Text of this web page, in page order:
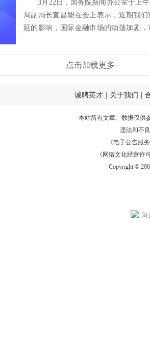
3月22日，国务院新闻办公室于上午
局副局长宣昌能在会上表示，近期我
延的影响，国际金融市场的动荡加剧
点击加载更多
诚聘英才 关于我们
本站所有文章、数据仅供
违法和不
《电子公告服务
《网络文化经营许
Copyright ©
闽